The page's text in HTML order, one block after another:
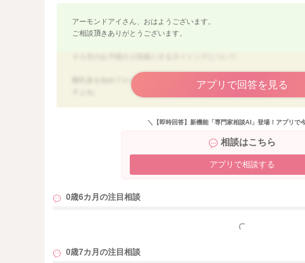
アーモンドアイさん、おはようございます。
ご相談頂きありがとうございます。
離乳食を始めてから、母乳やミルクを飲む量が減っているとのこと、２
を確保する事を優先して頂くと良いと思います。
２回食は７か月頃のタイミングでも宜しいかと思いますが、もし離乳食
２回目の離乳食は、色々な食材を試すというよりも、ミルクを使用した
摂取する機会ととらえてみてはいかがでしょうか？ ミルク粥や、ミル
思います。
離乳食初期のミルクを使用したレシピを添付しますので、参考にして頂
【5～6カ月ごろ(離乳食初期)のミルクのレシピ・作り方】
https://baby-calendar.jp/baby-food-recipe/category-
アプリで回答を見る
＼【即時回答】新機能「専門家相談AI」登場！アプリで
相談はこちら
アプリで相談する
0歳6カ月の注目相談
もっと見る
0歳7カ月の注目相談